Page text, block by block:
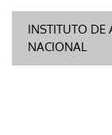
INSTITUTO DE
NACIONAL